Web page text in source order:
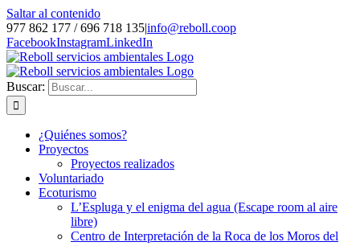
Saltar al contenido
977 862 177 / 696 718 135|info@reboll.coop
FacebookInstagramLinkedIn
Buscar:
¿Quiénes somos?
Proyectos
Proyectos realizados
Voluntariado
Ecoturismo
L’Espluga y el enigma del agua (Escape room al aire
libre)
Centro de Interpretación de la Roca de los Moros del